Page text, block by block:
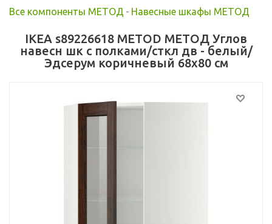
Все компоненты МЕТОД - Навесные шкафы МЕТОД
IKEA s89226618 METOD МЕТОД Углов
навесн шк с полками/сткл дв - белый/
Эдсерум коричневый 68x80 см